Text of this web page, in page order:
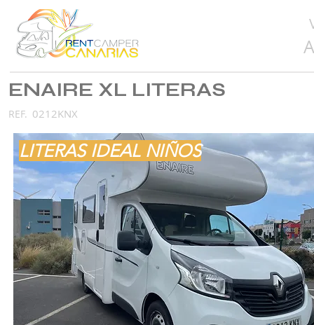
ENAIRE XL LITERAS
REF. 0212KNX
LITERAS IDEAL NIÑOS